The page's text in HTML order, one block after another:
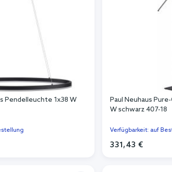
Pendelleuchte 1x38 W
Paul Neuhaus
W schwarz 407-18
Verfügbarkeit: auf
331,43 €